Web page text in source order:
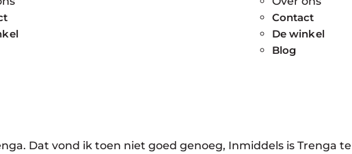
Contact
De winkel
Blog
Dat vond ik toen niet goed genoeg, Inmiddels is Trenga